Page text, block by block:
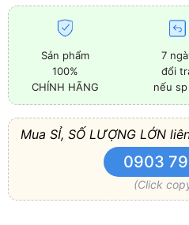
Sản phẩm
100%
CHÍNH HÃNG
7
đổi
nếu
Mua SỈ, SỐ LƯỢNG LỚN
0903
(Click